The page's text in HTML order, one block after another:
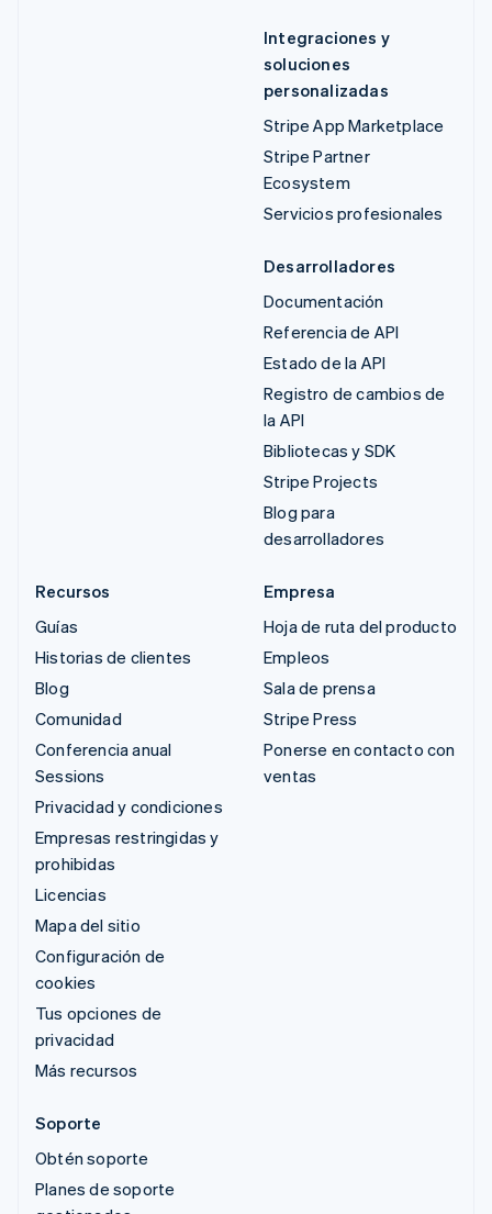
Integraciones y
soluciones
personalizadas
Stripe App Marketplace
Stripe Partner
Ecosystem
Servicios profesionales
Desarrolladores
Documentación
Referencia de API
Estado de la API
Registro de cambios de
la API
Bibliotecas y SDK
Stripe Projects
Blog para
desarrolladores
Recursos
Guías
Historias de clientes
Blog
Comunidad
Conferencia anual
Sessions
Privacidad y condiciones
Empresas restringidas y
prohibidas
Licencias
Mapa del sitio
Configuración de
cookies
Tus opciones de
privacidad
Más recursos
Empresa
Hoja de ruta del producto
Empleos
Sala de prensa
Stripe Press
Ponerse en contacto con
ventas
Soporte
Obtén soporte
Planes de soporte